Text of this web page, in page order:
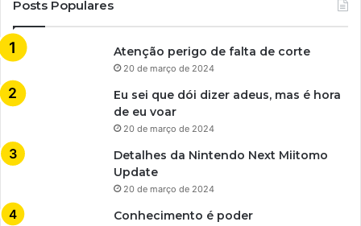
Posts Populares
Atenção perigo de falta de corte
20 de março de 2024
Eu sei que dói dizer adeus, mas é hora
de eu voar
20 de março de 2024
Detalhes da Nintendo Next Miitomo
Update
20 de março de 2024
Conhecimento é poder